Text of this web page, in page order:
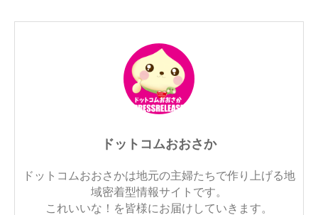
ドットコムおおさか
ドットコムおおさかは地元の主婦たちで作り上げる地
域密着型情報サイトです。
これいいな！を皆様にお届けしていきます。